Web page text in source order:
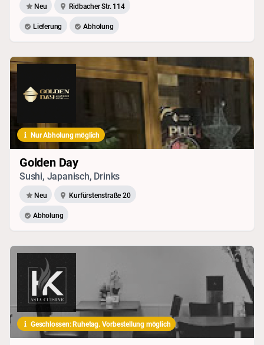
Neu Ridbacher Str. 114
Lieferung Abholung
Nur Abholung möglich
Golden Day
Sushi, Japanisch, Drinks
Neu Kurfürstenstraße 20
Abholung
Geschlossen: Ruhetag. Vorbestellung möglich